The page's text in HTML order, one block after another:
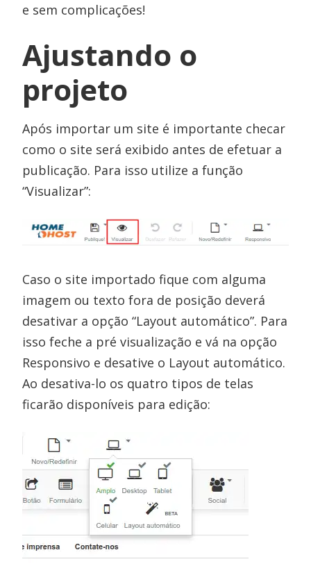
e sem complicações!
Ajustando o
projeto
Após importar um site é importante checar
como o site será exibido antes de efetuar a
publicação. Para isso utilize a função
“Visualizar”:
Caso o site importado fique com alguma
imagem ou texto fora de posição deverá
desativar a opção “Layout automático”. Para
isso feche a pré visualização e vá na opção
Responsivo e desative o Layout automático.
Ao desativa-lo os quatro tipos de telas
ficarão disponíveis para edição: